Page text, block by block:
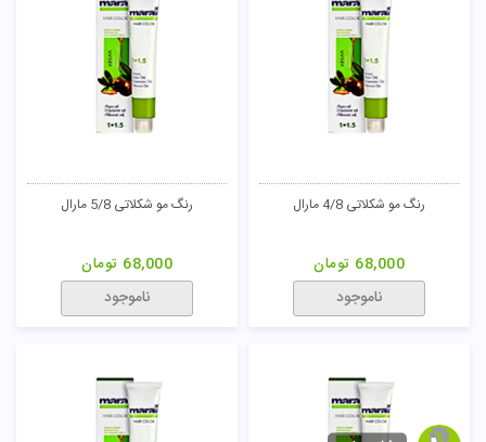
رنگ مو شکلاتی 4/8 مارال
68,000 تومان
ناموجود
رنگ مو شکلاتی 5/8 مارال
68,000 تومان
ناموجود